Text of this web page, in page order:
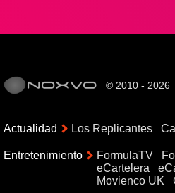
© 2010 - 2026
Actualidad Los Replicantes
Entretenimiento FormulaTV
eCartelera
Movienco UK